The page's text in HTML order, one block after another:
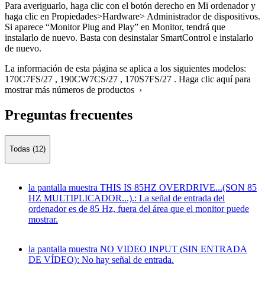
Para averiguarlo, haga clic con el botón derecho en Mi ordenador y
haga clic en Propiedades>Hardware> Administrador de dispositivos.
Si aparece “Monitor Plug and Play” en Monitor, tendrá que
instalarlo de nuevo. Basta con desinstalar SmartControl e instalarlo
de nuevo.
La información de esta página se aplica a los siguientes modelos:
170C7FS/27 , 190CW7CS/27 , 170S7FS/27 . Haga clic aquí para
mostrar más números de productos ›
Preguntas frecuentes
Todas (12)
la pantalla muestra THIS IS 85HZ OVERDRIVE...(SON 85
HZ MULTIPLICADOR...).: La señal de entrada del
ordenador es de 85 Hz, fuera del área que el monitor puede
mostrar.
la pantalla muestra NO VIDEO INPUT (SIN ENTRADA
DE VÍDEO): No hay señal de entrada.